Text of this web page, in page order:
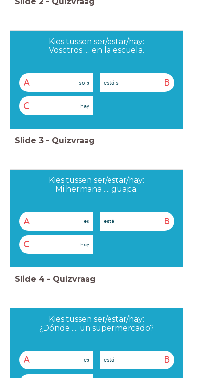
Kies tussen ser/estar/hay:
Vosotros .... en la escuela.
A sois B
estáis
C hay
Slide 3 - Quizvraag
Kies tussen ser/estar/hay:
Mi hermana .... guapa.
A es B
está
C hay
Slide 4 - Quizvraag
Kies tussen ser/estar/hay:
¿Dónde .... un supermercado?
A es B
está